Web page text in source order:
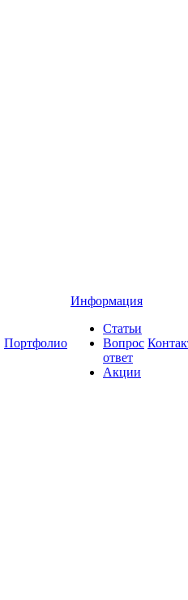
Портфолио
Информация
Статьи
Вопрос
ответ
Акции